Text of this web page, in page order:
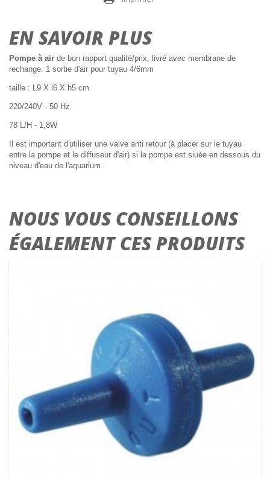
EN SAVOIR PLUS
Pompe à air de bon rapport qualité/prix, livré avec membrane de
rechange. 1 sortie d'air pour tuyau 4/6mm
taille : L9 X l6 X h5 cm
220/240V - 50 Hz
78 L/H - 1,8W
Il est important d'utiliser une valve anti retour (à placer sur le tuyau
entre la pompe et le diffuseur d'air) si la pompe est siuée en dessous du
niveau d'eau de l'aquarium.
NOUS VOUS CONSEILLONS
ÉGALEMENT CES PRODUITS